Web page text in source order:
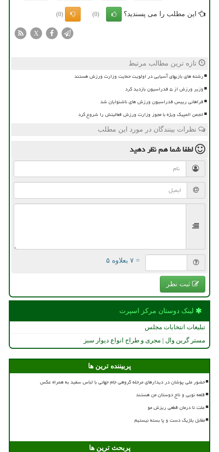
این مطلب را می پسندید؟ (0)
(0)
X
تازه ترین مطالب مرتبط
رشته های بازیهای آسیایی در اولویت حمایت وزارت ورزش هستند
وزیر ورزش از ۵ فدراسیون بازدید کرد
فراهانی رییس فدراسیون ورزش های ناشنوایان شد
انجمن المپیک ویژه با مجوز وزارت ورزش فعالیتش را شروع کرد
نظرات بینندگان در مورد این مطلب
لطفا شما همنظر دهید
= ۷ بعلاوه ۵
ثبت نظر
لینک دوستان مركز اسپرت
تبلیغات انتخابات مجلس
مستر گرین وال | مجری و طراح انواع دیوار سبز
پربیننده ترین ها
حضور ملی پوشان در دیدارهای مرحله گروهی جام جهانی با لباس سفید به همراه عکس
قلعه نویی و تاج دوستان من هستند
علت تا درمان قطعی ریزش مو
مقابل بلژیک دست و پا بسته نیستیم
پربحث ترین ها